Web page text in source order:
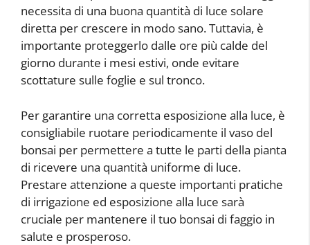
necessita di una buona quantità di luce solare
diretta per crescere in modo sano. Tuttavia, è
importante proteggerlo dalle ore più calde del
giorno durante i mesi estivi, onde evitare
scottature sulle foglie e sul tronco.
Per garantire una corretta esposizione alla luce, è
consigliabile ruotare periodicamente il vaso del
bonsai per permettere a tutte le parti della pianta
di ricevere una quantità uniforme di luce.
Prestare attenzione a queste importanti pratiche
di irrigazione ed esposizione alla luce sarà
cruciale per mantenere il tuo bonsai di faggio in
salute e prosperoso.